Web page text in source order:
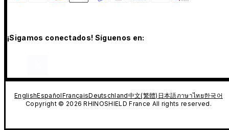
¡Sigamos conectados! Síguenos en:
EnglishEspañolFrançaisDeutschland中文(繁體) 日本語ภาษาไทย한국어
Copyright © 2026 RHINOSHIELD France All rights reserved.